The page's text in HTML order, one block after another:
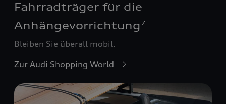
Fahrradträger für die
Anhängevorrichtung 7
Bleiben Sie überall mobil.
Zur Audi Shopping World